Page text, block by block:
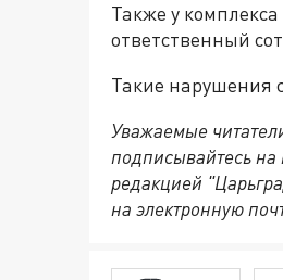
Также у
ответственный
Такие нарушения
Уважаемые
подписывайтесь
редакцией
на электронную